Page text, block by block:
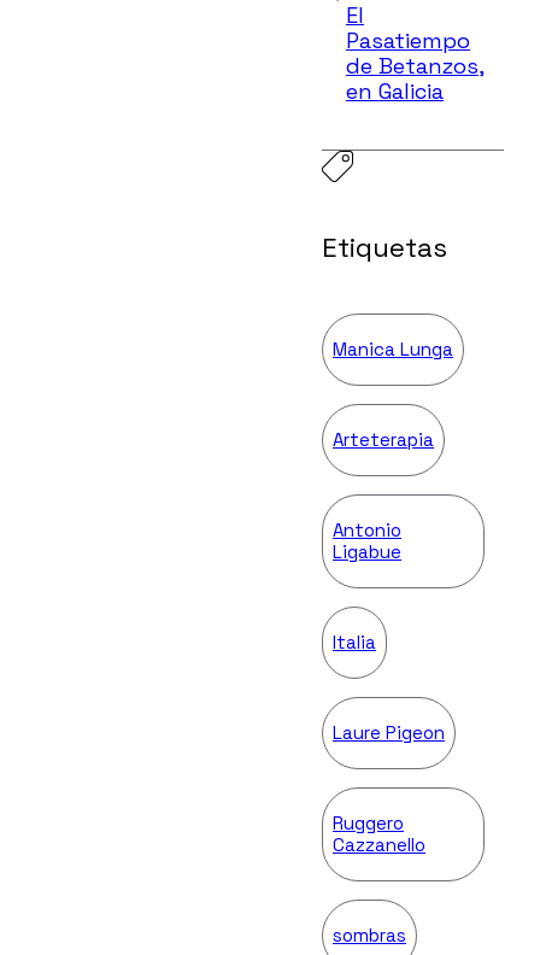
El
Pasatiempo
de Betanzos,
en Galicia
Etiquetas
Manica Lunga
Arteterapia
Antonio
Ligabue
Italia
Laure Pigeon
Ruggero
Cazzanello
sombras